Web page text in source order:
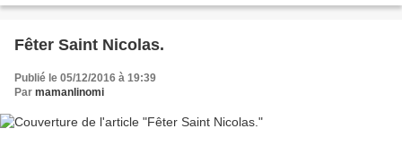
Fêter Saint Nicolas.
Publié le 05/12/2016 à 19:39
Par mamanlinomi